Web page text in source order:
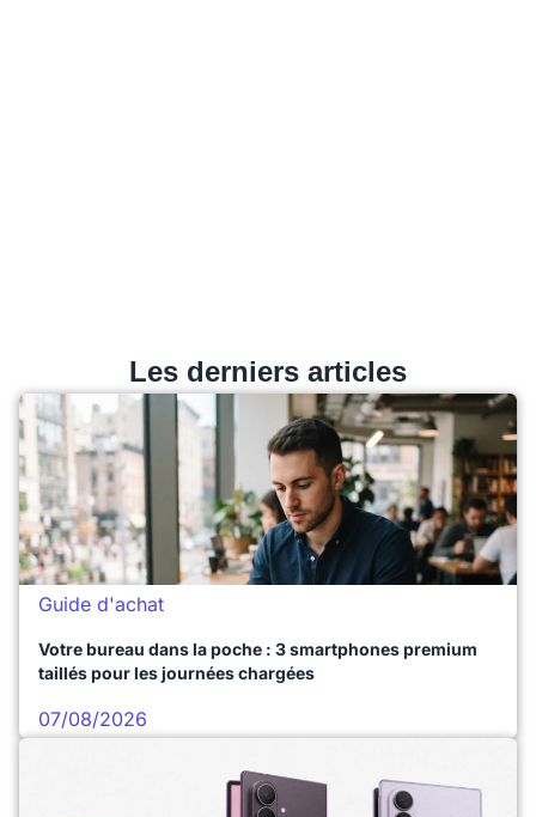
Les derniers articles
Guide d'achat
Votre bureau dans la poche : 3 smartphones premium
taillés pour les journées chargées
07/08/2026